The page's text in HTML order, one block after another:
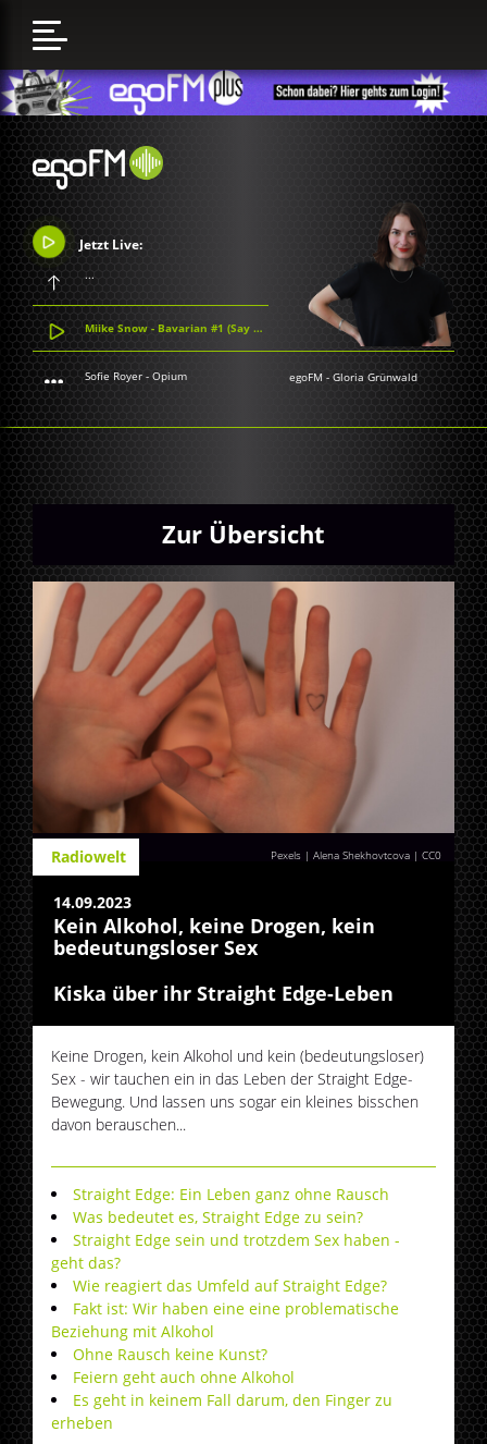
Jetzt Live:
...
Miike Snow - Bavarian #1 (Say You Will)
Sofie Royer - Opium egoFM -Gloria Grünwald
Zur Übersicht
Pexels | Alena Shekhovtcova |CC0
Radiowelt
14.09.2023
Kein Alkohol, keine Drogen, kein
bedeutungsloser Sex
Kiska über ihr Straight Edge-Leben
Keine Drogen, kein Alkohol und kein (bedeutungsloser)
Sex - wir tauchen ein in das Leben der Straight Edge-
Bewegung. Und lassen uns sogar ein kleines bisschen
davon berauschen...
Straight Edge: Ein Leben ganz ohne Rausch
Was bedeutet es, Straight Edge zu sein?
Straight Edge sein und trotzdem Sex haben -
geht das?
Wie reagiert das Umfeld auf Straight Edge?
Fakt ist: Wir haben eine eine problematische
Beziehung mit Alkohol
Ohne Rausch keine Kunst?
Feiern geht auch ohne Alkohol
Es geht in keinem Fall darum, den Finger zu
erheben